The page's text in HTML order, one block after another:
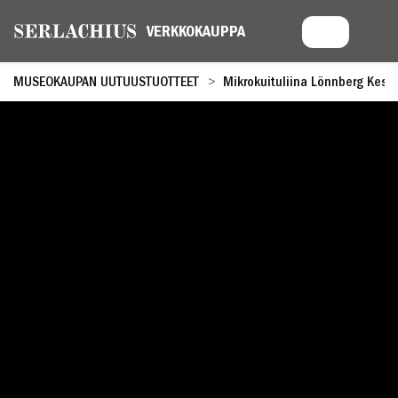
MUSEOKAUPAN UUTUUSTUOTTEET Mikrokuituliina Lönnberg